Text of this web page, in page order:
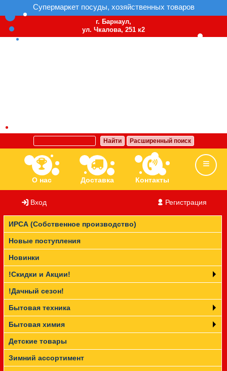
Супермаркет посуды, хозяйственных товаров
г. Барнаул,
ул. Чкалова, 251 к2
Найти Расширенный поиск
О нас Доставка Контакты
Ассортимент Бренды Вакансии
Прайс-лист
Вход Регистрация
ИРСА (Собственное производство)
Новые поступления
Новинки
!Скидки и Акции!
!Дачный сезон!
Бытовая техника
Бытовая химия
Детские товары
Зимний ассортимент